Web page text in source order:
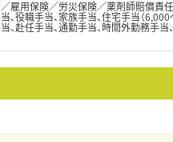
雇用保険／労災保険／薬剤師賠償責
、役職手当、家族手当、住宅手当（
、赴任手当、通勤手当、時間外勤務手